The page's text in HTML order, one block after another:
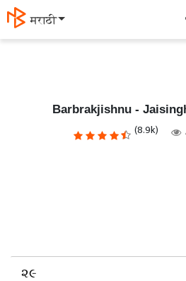
मराठी
Barbrakjishnu -
(8.9k)
૨૯